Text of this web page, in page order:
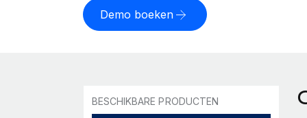
Demo boeken
BESCHIKBARE PRODUCTEN